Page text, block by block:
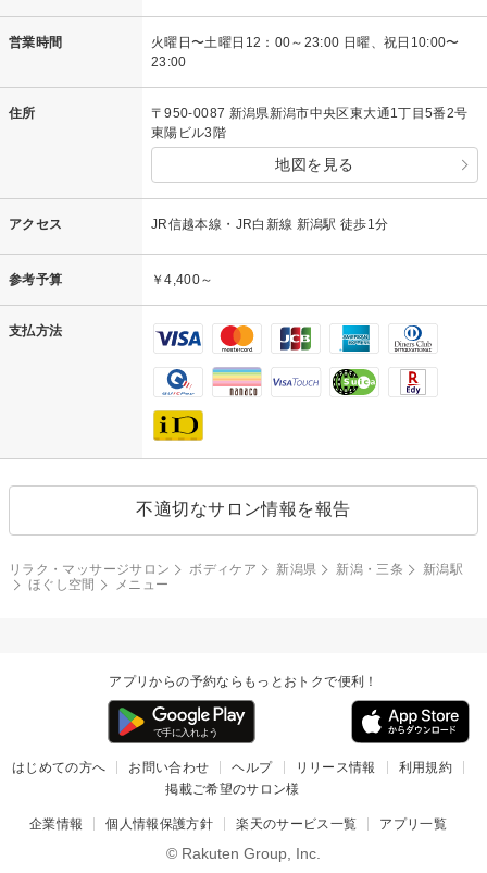
営業時間
火曜日〜土曜日12：00～23:00 日曜、祝日10:00〜
23:00
住所
〒950-0087 新潟県新潟市中央区東大通1丁目5番2号
東陽ビル3階
地図を見る
アクセス JR信越本線・JR白新線 新潟駅 徒歩1分
参考予算 ￥4,400～
支払方法
不適切なサロン情報を報告
リラク・マッサージサロン ボディケア 新潟県 新潟・三条
新潟駅
ほぐし空間
メニュー
アプリからの予約ならもっとおトクで便利！
はじめての方へ お問い合わせ ヘルプ リリース情報
利用規約
掲載ご希望のサロン様
企業情報 個人情報保護方針 楽天のサービス一覧 アプリ一覧
© Rakuten Group, Inc.